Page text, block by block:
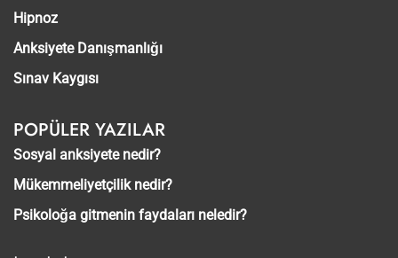
Hipnoz
Anksiyete Danışmanlığı
Sınav Kaygısı
POPÜLER YAZILAR
Sosyal anksiyete nedir?
Mükemmeliyetçilik nedir?
Psikoloğa gitmenin faydaları neledir?